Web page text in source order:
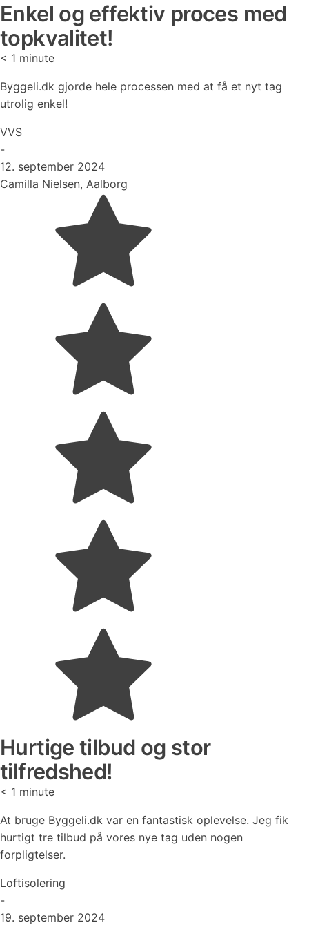
Enkel og effektiv proces med
topkvalitet!
< 1 minute
Byggeli.dk gjorde hele processen med at få et nyt tag
utrolig enkel!
VVS
-
12. september 2024
Camilla Nielsen, Aalborg
Hurtige tilbud og stor
tilfredshed!
< 1 minute
At bruge Byggeli.dk var en fantastisk oplevelse. Jeg fik
hurtigt tre tilbud på vores nye tag uden nogen
forpligtelser.
Loftisolering
-
19. september 2024